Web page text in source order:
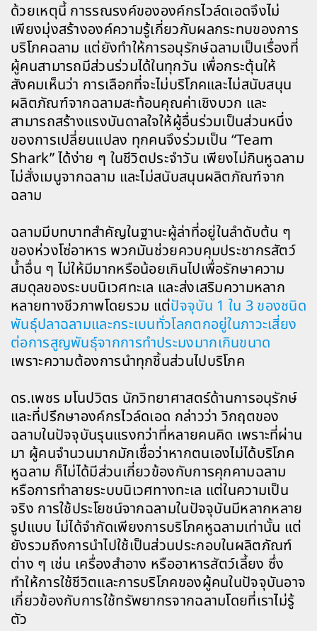
ด้วยเหตุนี้ การรณรงค์ขององค์กรไวล์ดเอดจึงไม่
เพียงมุ่งสร้างองค์ความรู้เกี่ยวกับผลกระทบของการ
บริโภคฉลาม แต่ยังทำให้การอนุรักษ์ฉลามเป็นเรื่องที่
ผู้คนสามารถมีส่วนร่วมได้ในทุกวัน เพื่อกระตุ้นให้
สังคมเห็นว่า การเลือกที่จะไม่บริโภคและไม่สนับสนุน
ผลิตภัณฑ์จากฉลามสะท้อนคุณค่าเชิงบวก และ
สามารถสร้างแรงบันดาลใจให้ผู้อื่นร่วมเป็นส่วนหนึ่ง
ของการเปลี่ยนแปลง ทุกคนจึงร่วมเป็น “Team
Shark” ได้ง่าย ๆ ในชีวิตประจำวัน เพียงไม่กินหูฉลาม
ไม่สั่งเมนูจากฉลาม และไม่สนับสนุนผลิตภัณฑ์จาก
ฉลาม
ฉลามมีบทบาทสำคัญในฐานะผู้ล่าที่อยู่ในลำดับต้น ๆ
ของห่วงโซ่อาหาร พวกมันช่วยควบคุมประชากรสัตว์
น้ำอื่น ๆ ไม่ให้มีมากหรือน้อยเกินไปเพื่อรักษาความ
สมดุลของระบบนิเวศทะเล และส่งเสริมความหลาก
หลายทางชีวภาพโดยรวม แต่ปัจจุบัน 1 ใน 3 ของชนิด
พันธุ์ปลาฉลามและกระเบนทั่วโลกตกอยู่ในภาวะเสี่ยง
ต่อการสูญพันธุ์จากการทำประมงมากเกินขนาด
เพราะความต้องการนำทุกชิ้นส่วนไปบริโภค
ดร.เพชร มโนปวิตร นักวิทยาศาสตร์ด้านการอนุรักษ์
และที่ปรึกษาองค์กรไวล์ดเอด กล่าวว่า วิกฤตของ
ฉลามในปัจจุบันรุนแรงกว่าที่หลายคนคิด เพราะที่ผ่าน
มา ผู้คนจำนวนมากมักเชื่อว่าหากตนเองไม่ได้บริโภค
หูฉลาม ก็ไม่ได้มีส่วนเกี่ยวข้องกับการคุกคามฉลาม
หรือการทำลายระบบนิเวศทางทะเล แต่ในความเป็น
จริง การใช้ประโยชน์จากฉลามในปัจจุบันมีหลากหลาย
รูปแบบ ไม่ได้จำกัดเพียงการบริโภคหูฉลามเท่านั้น แต่
ยังรวมถึงการนำไปใช้เป็นส่วนประกอบในผลิตภัณฑ์
ต่าง ๆ เช่น เครื่องสำอาง หรืออาหารสัตว์เลี้ยง ซึ่ง
ทำให้การใช้ชีวิตและการบริโภคของผู้คนในปัจจุบันอาจ
เกี่ยวข้องกับการใช้ทรัพยากรจากฉลามโดยที่เราไม่รู้
ตัว